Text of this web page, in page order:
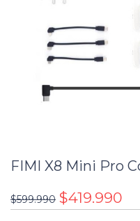
FIMI X8 Mini Pro
$599.990 $419.990